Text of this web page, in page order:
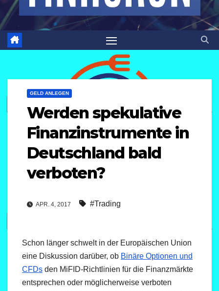
GELD ANLEGEN
Werden spekulative
Finanzinstrumente in
Deutschland bald
verboten?
APR. 4, 2017 #Trading
Schon länger schwelt in der Europäischen Union
eine Diskussion darüber, ob Binäre Optionen und
CFDs den MiFID-Richtlinien für die Finanzmärkte
entsprechen oder möglicherweise verboten